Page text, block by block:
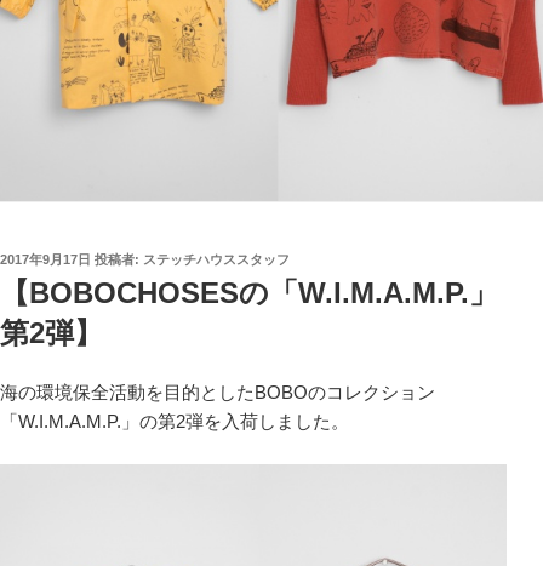
投
2017年9月17日 投稿者: ステッチハウススタッフ
【BOBOCHOSESの「W.I.M.A.M.P.」
第2弾】
海の環境保全活動を目的としたBOBOのコレクション
「W.I.M.A.M.P.」の第2弾を入荷しました。